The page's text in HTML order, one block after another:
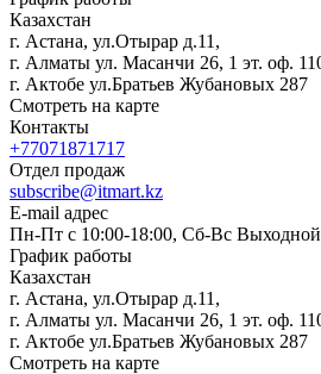
Казахстан
г. Астана, ул.Отырар д.11,
г. Алматы ул. Масанчи 26, 1 эт. оф.
г. Актобе ул.Братьев Жубановых 287
Смотреть на карте
Контакты
+77071871717
Отдел продаж
subscribe@itmart.kz
E-mail адрес
Пн-Пт с 10:00-18:00, Сб-Вс Выходной
График работы
Казахстан
г. Астана, ул.Отырар д.11,
г. Алматы ул. Масанчи 26, 1 эт. оф.
г. Актобе ул.Братьев Жубановых 287
Смотреть на карте